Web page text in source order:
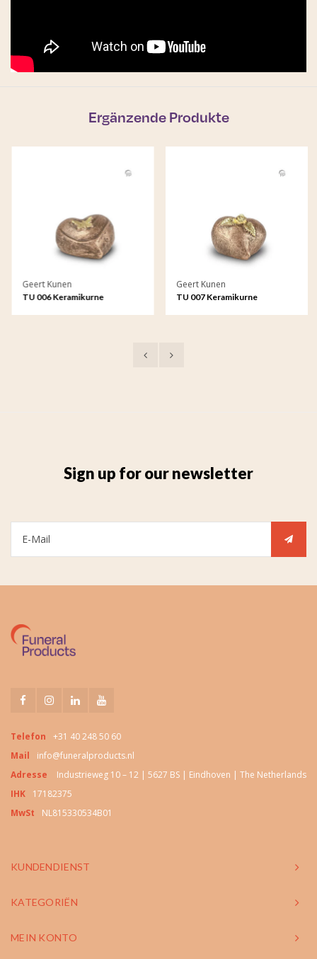
Ergänzende Produkte
Geert Kunen
TU 006 Keramikurne
Geert Kunen
TU 007 Keramikurne
Sign up for our newsletter
Telefon
+31 40 248 50 60
Mail
info@funeralproducts.nl
Adresse
Industrieweg 10 – 12 | 5627 BS | Eindhoven | The Netherlands
IHK
17182375
MwSt
NL815330534B01
KUNDENDIENST
KATEGORIËN
MEIN KONTO